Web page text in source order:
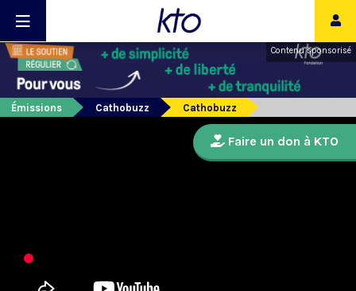
Contenu sponsorisé
Émissions Cathobuzz Cathobuzz
Faire un don à KTO